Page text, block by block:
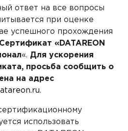
ответ на все вопросы
при оценке
успешного прохождения
Сертификат «DATAREON
«. Для ускорения
просьба сообщить о
на адрес
.
использовать